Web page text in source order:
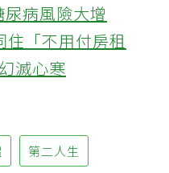
病風險大增
「不用付房租
滅心寒
第二人生